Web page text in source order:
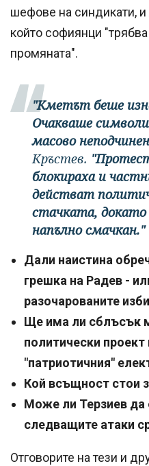
шефове на синдикати,
който софиянци
промяната".
"Кметът беше
Очакваше
масово
Кръстев.
блокираха и
действат
стачката, докато
напълно смачкан."
Дали наистина
грешка на Радев -
разочарованите
Ще има ли сблъсък
политически
"патриотичния"
Кой всъщност стои
Може ли Терзиев да
следващите атаки
Отговорите на тези и